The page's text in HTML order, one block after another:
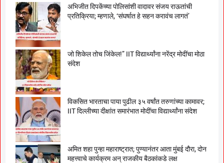
अभिजीत दिपकेंच्या पोलिसांशी वादावर संजय राऊतांची
प्रतिक्रिया; म्हणाले, ‘संघर्षात हे सहन करावंच लागतं’
जो शिकेल तोच जिंकेल!” IIT विद्यार्थ्यांना नरेंद्र मोदींचा मोठा
संदेश
विकसित भारताचा पाया पुढील ३५ वर्षांत तरुणांच्या कामावर;
IIT दिल्लीच्या दीक्षांत समारंभात मोदींचा विद्यार्थ्यांना संदेश
अमित शहा पुन्हा महाराष्ट्रात; पुण्यानंतर आता मुंबई दौरा, दोन
महत्त्वाचे कार्यक्रम अन् राजकीय बैठकांकडे लक्ष